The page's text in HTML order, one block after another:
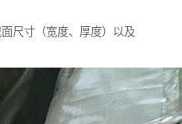
尺寸（宽度、厚度）以及